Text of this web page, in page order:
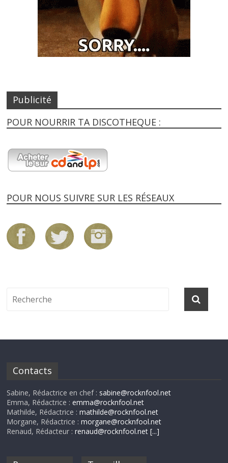
Publicité
POUR NOURRIR TA DISCOTHEQUE :
POUR NOUS SUIVRE SUR LES RÉSEAUX
Contacts
Sabine, Rédactrice en chef : sabine@rocknfool.net
Emma, Rédactrice :emma@rocknfool.net
Mathilde, Rédactrice :mathilde@rocknfool.net
Morgane, Rédactrice :morgane@rocknfool.net
Renaud, Rédacteur :renaud@rocknfool.net [...]